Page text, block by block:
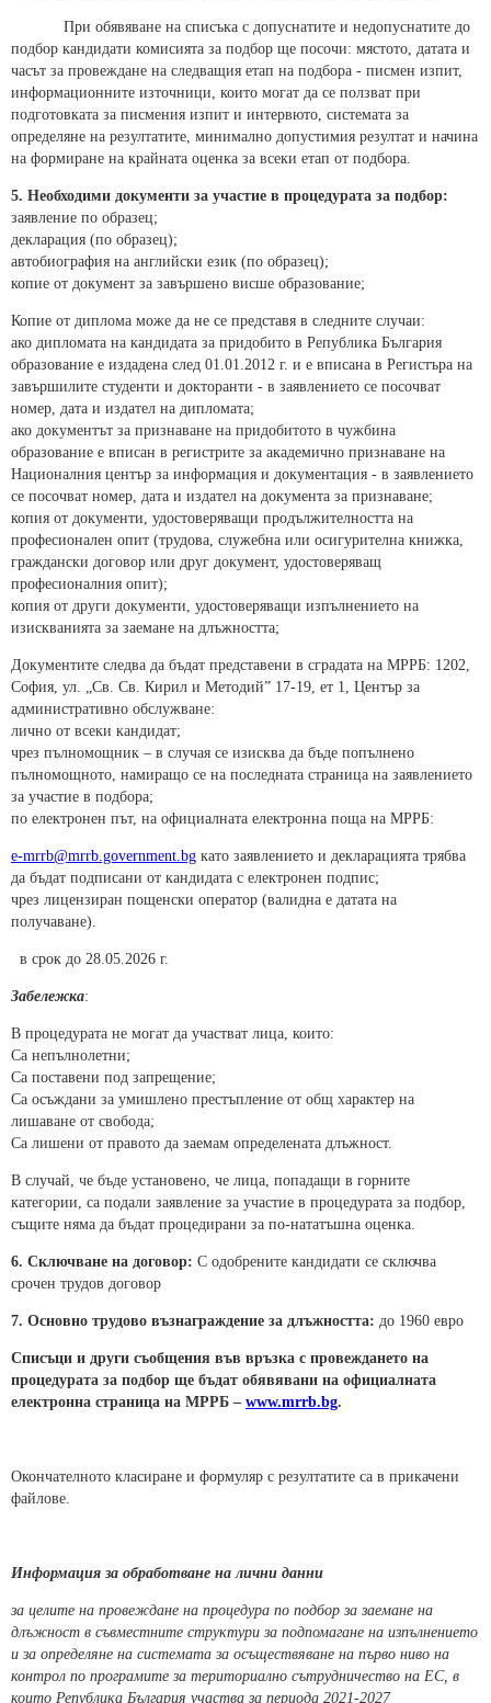
При обявяване на списъка с допуснатите и недопуснатите до
подбор кандидати комисията за подбор ще посочи: мястото, датата и
часът за провеждане на следващия етап на подбора - писмен изпит,
информационните източници, които могат да се ползват при
подготовката за писмения изпит и интервюто, системата за
определяне на резултатите, минимално допустимия резултат и начина
на формиране на крайната оценка за всеки етап от подбора.
5. Необходими документи за участие в процедурата за подбор:
заявление по образец;
декларация (по образец);
автобиография на английски език (по образец);
копие от документ за завършено висше образование;
Копие от диплома може да не се представя в следните случаи:
ако дипломата на кандидата за придобито в Република България
образование е издадена след 01.01.2012 г. и е вписана в Регистъра на
завършилите студенти и докторанти - в заявлението се посочват
номер, дата и издател на дипломата;
ако документът за признаване на придобитото в чужбина
образование е вписан в регистрите за академично признаване на
Националния център за информация и документация - в заявлението
се посочват номер, дата и издател на документа за признаване;
копия от документи, удостоверяващи продължителността на
професионален опит (трудова, служебна или осигурителна книжка,
граждански договор или друг документ, удостоверяващ
професионалния опит);
копия от други документи, удостоверяващи изпълнението на
изискванията за заемане на длъжността;
Документите следва да бъдат представени в сградата на МРРБ: 1202,
София, ул. „Св. Св. Кирил и Методий” 17-19, ет 1, Център за
административно обслужване:
лично от всеки кандидат;
чрез пълномощник – в случая се изисква да бъде попълнено
пълномощното, намиращо се на последната страница на заявлението
за участие в подбора;
по електронен път, на официалната електронна поща на МРРБ:
e-mrrb@mrrb.government.bg като заявлението и декларацията трябва
да бъдат подписани от кандидата с електронен подпис;
чрез лицензиран пощенски оператор (валидна е датата на
получаване).
в срок до 28.05.2026 г.
Забележка:
В процедурата не могат да участват лица, които:
Са непълнолетни;
Са поставени под запрещение;
Са осъждани за умишлено престъпление от общ характер на
лишаване от свобода;
Са лишени от правото да заемам определената длъжност.
В случай, че бъде установено, че лица, попадащи в горните
категории, са подали заявление за участие в процедурата за подбор,
същите няма да бъдат процедирани за по-нататъшна оценка.
6. Сключване на договор: С одобрените кандидати се сключва
срочен трудов договор
7. Основно трудово възнаграждение за длъжността: до 1960 евро
Списъци и други съобщения във връзка с провеждането на
процедурата за подбор ще бъдат обявявани на официалната
електронна страница на МРРБ – www.mrrb.bg.
Окончателното класиране и формуляр с резултатите са в прикачени
файлове.
Информация за обработване на лични данни
за целите на провеждане на процедура по подбор за заемане на
длъжност в съвместните структури за подпомагане на изпълнението
и за определяне на системата за осъществяване на първо ниво на
контрол по програмите за териториално сътрудничество на ЕС, в
които Република България участва за периода 2021-2027